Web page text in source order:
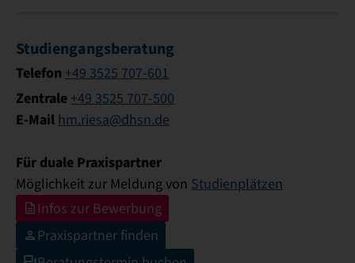
Studiengangsberatung
Telefon +49 3525 707-601
Zentrale +49 3525 707-500
E-Mail hm.riesa@dhsn.de
Für duale Praxispartner
Möglichkeit zur Meldung von Studienplätzen
Infos zur Bewerbung
Praxispartner finden